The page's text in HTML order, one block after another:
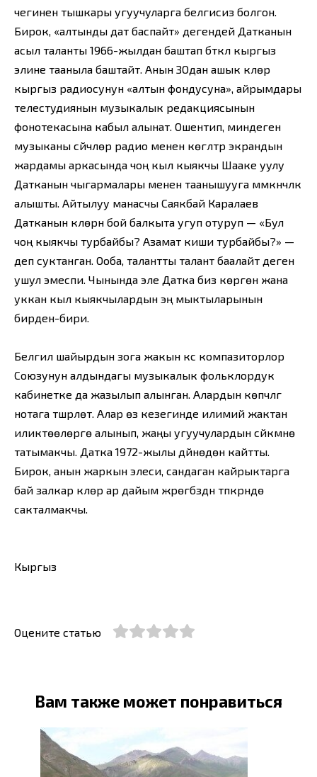
чегинен тышкары угуучуларга белгисиз болгон.
Бирок, «алтынды дат баспайт» дегендей Датканын
асыл таланты 1966-жылдан баштап бүткүл кыргыз
элине тааныла баштайт. Анын ЗОдан ашык күүлөрү
кыргыз радиосунун «алтын фондусуна», айрымдары
телестудиянын музыкалык редакциясынын
фонотекасына кабыл алынат. Ошентип, миндеген
музыканы сүйүүчүлөр радио менен көгүлтүр экрандын
жардамы аркасында чоң кыл кыякчы Шааке уулу
Датканын чыгармалары менен таанышууга мүмкүнчүлүк
алышты. Айтылуу манасчы Саякбай Каралаев
Датканын күүлөрүн бой балкыта угуп отуруп — «Бул
чоң кыякчы турбайбы? Азамат киши турбайбы?» —
деп суктанган. Ооба, талантты талант баалайт деген
ушул эмеспи. Чынында эле Датка биз көргөн жана
уккан кыл кыякчылардын эң мыктыларынын
бирден-бири.
Белгилүү шайырдын зога жакын күүсү компазиторлор
Союзунун алдындагы музыкалык фольклордук
кабинетке да жазылып алынган. Алардын көпчүлүгү
нотага түшүрүлөт. Алар өз кезегинде илимий жактан
иликтөөлөргө алынып, жаңы угуучулардын сүйкүмүнө
татымакчы. Датка 1972-жылы дүйнөдөн кайтты.
Бирок, анын жаркын элеси, сандаган кайрыктарга
бай залкар күүлөрү ар дайым жүрөгүбүздүн түпкүрүндө
сакталмакчы.
Кыргыз
Оцените статью
Вам также может понравиться